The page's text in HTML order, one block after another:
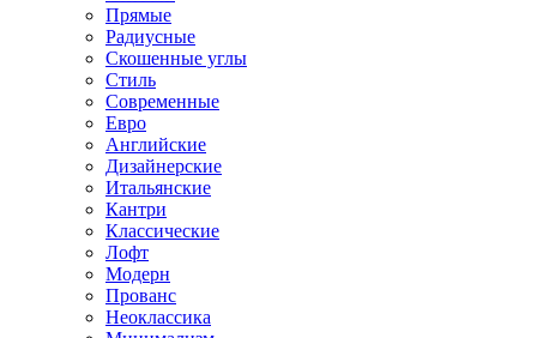
Прямые
Радиусные
Скошенные углы
Стиль
Современные
Евро
Английские
Дизайнерские
Итальянские
Кантри
Классические
Лофт
Модерн
Прованс
Неоклассика